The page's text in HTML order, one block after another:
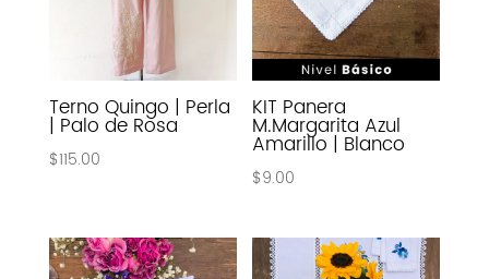
Terno Quingo | Perla
| Palo de Rosa
$115.00
KIT Panera
M.Margarita Azul
Amarillo | Blanco
$9.00